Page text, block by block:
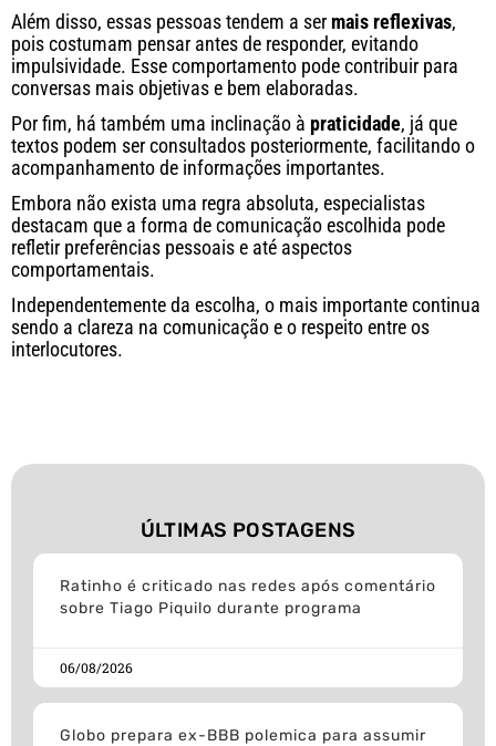
Além disso, essas pessoas tendem a ser mais reflexivas,
pois costumam pensar antes de responder, evitando
impulsividade. Esse comportamento pode contribuir para
conversas mais objetivas e bem elaboradas.
Por fim, há também uma inclinação à praticidade, já que
textos podem ser consultados posteriormente, facilitando o
acompanhamento de informações importantes.
Embora não exista uma regra absoluta, especialistas
destacam que a forma de comunicação escolhida pode
refletir preferências pessoais e até aspectos
comportamentais.
Independentemente da escolha, o mais importante continua
sendo a clareza na comunicação e o respeito entre os
interlocutores.
ÚLTIMAS POSTAGENS
Ratinho é criticado nas redes após comentário
sobre Tiago Piquilo durante programa
06/08/2026
Globo prepara ex-BBB polemica para assumir